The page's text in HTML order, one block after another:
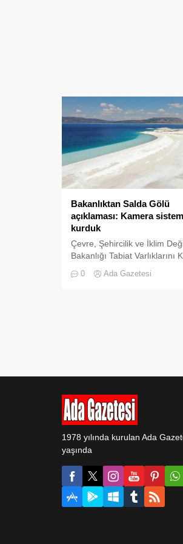
Bakanlıktan Salda Gölü
açıklaması: Kamera
kurduk
Çevre, Şehircilik ve İklim
Bakanlığı Tabiat Varlıklarını
Salda Gölü ile ilgili basında
0 Ada Gazetesi
1978 yılında kurulan Ada
yaşında